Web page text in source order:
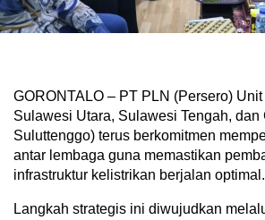
GORONTALO – PT PLN (Persero)
Sulawesi Utara, Sulawesi Tengah, dan
Suluttenggo) terus berkomitmen
antar lembaga guna memastikan
infrastruktur kelistrikan berjalan optimal.
Langkah strategis ini diwujudkan